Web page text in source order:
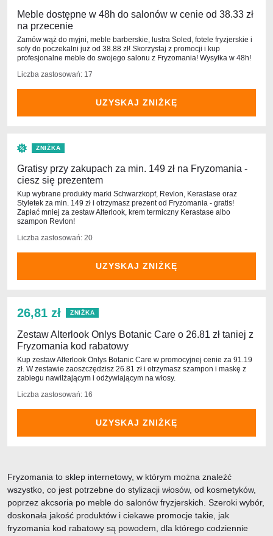
Meble dostępne w 48h do salonów w cenie od 38.33 zł
na przecenie
Zamów wąż do myjni, meble barberskie, lustra Soled, fotele fryzjerskie i
sofy do poczekalni już od 38.88 zł! Skorzystaj z promocji i kup
profesjonalne meble do swojego salonu z Fryzomania! Wysyłka w 48h!
Liczba zastosowań: 17
UZYSKAJ ZNIŻKĘ
ZNIŻKA
Gratisy przy zakupach za min. 149 zł na Fryzomania -
ciesz się prezentem
Kup wybrane produkty marki Schwarzkopf, Revlon, Kerastase oraz
Styletek za min. 149 zł i otrzymasz prezent od Fryzomania - gratis!
Zapłać mniej za zestaw Alterlook, krem termiczny Kerastase albo
szampon Revlon!
Liczba zastosowań: 20
UZYSKAJ ZNIŻKĘ
26,81 zł ZNIŻKA
Zestaw Alterlook Onlys Botanic Care o 26.81 zł taniej z
Fryzomania kod rabatowy
Kup zestaw Alterlook Onlys Botanic Care w promocyjnej cenie za 91.19
zł. W zestawie zaoszczędzisz 26.81 zł i otrzymasz szampon i maskę z
zabiegu nawilżającym i odżywiającym na włosy.
Liczba zastosowań: 16
UZYSKAJ ZNIŻKĘ
Fryzomania to sklep internetowy, w którym można znaleźć
wszystko, co jest potrzebne do stylizacji włosów, od kosmetyków,
poprzez akcsoria po meble do salonów fryzjerskich. Szeroki wybór,
doskonała jakość produktów i ciekawe promocje takie, jak
fryzomania kod rabatowy są powodem, dla którego codziennie